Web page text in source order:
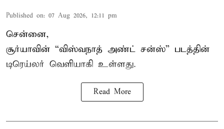
Published on: 07 Aug 2026, 12:11 pm
சென்னை,
சூர்யாவின் “விஸ்வநாத் அண்ட் சன்ஸ்” படத்தின்
டிரெய்லர் வெளியாகி உள்ளது.
Read More